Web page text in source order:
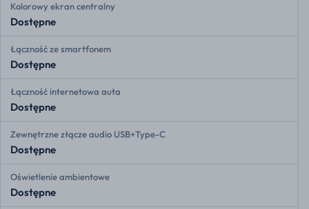
Kolorowy ekran centralny
Dostępne
Łączność ze smartfonem
Dostępne
Łączność internetowa auta
Dostępne
Zewnętrzne złącze audio USB+Type-C
Dostępne
Oświetlenie ambientowe
Dostępne